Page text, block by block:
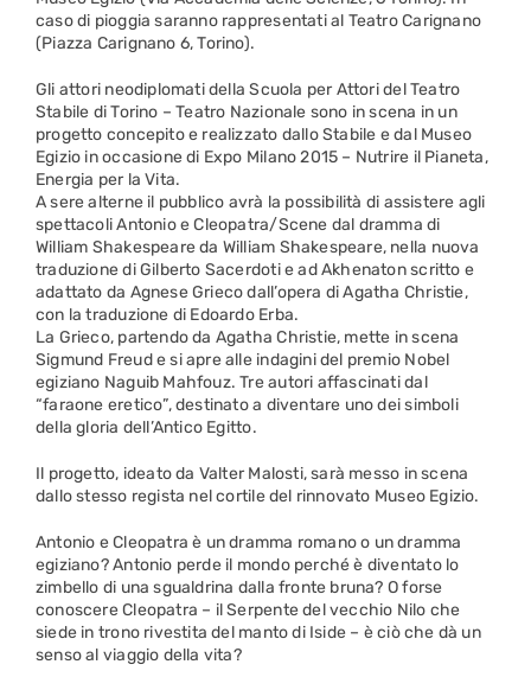
caso di pioggia saranno rappresentati al Teatro Carignano
(Piazza Carignano 6, Torino).
Gli attori neodiplomati della Scuola per Attori del Teatro
Stabile di Torino – Teatro Nazionale sono in scena in un
progetto concepito e realizzato dallo Stabile e dal Museo
Egizio in occasione di Expo Milano 2015 – Nutrire il Pianeta,
Energia per la Vita.
A sere alterne il pubblico avrà la possibilità di assistere agli
spettacoli Antonio e Cleopatra/Scene dal dramma di
William Shakespeare da William Shakespeare, nella nuova
traduzione di Gilberto Sacerdoti e ad Akhenaton scritto e
adattato da Agnese Grieco dall’opera di Agatha Christie,
con la traduzione di Edoardo Erba.
La Grieco, partendo da Agatha Christie, mette in scena
Sigmund Freud e si apre alle indagini del premio Nobel
egiziano Naguib Mahfouz. Tre autori affascinati dal
“faraone eretico”, destinato a diventare uno dei simboli
della gloria dell’Antico Egitto.
Il progetto, ideato da Valter Malosti, sarà messo in scena
dallo stesso regista nel cortile del rinnovato Museo Egizio.
Antonio e Cleopatra è un dramma romano o un dramma
egiziano? Antonio perde il mondo perché è diventato lo
zimbello di una sgualdrina dalla fronte bruna? O forse
conoscere Cleopatra – il Serpente del vecchio Nilo che
siede in trono rivestita del manto di Iside – è ciò che dà un
senso al viaggio della vita?